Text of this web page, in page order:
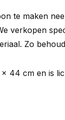
te maken
verkopen
Zo
44 cm en is